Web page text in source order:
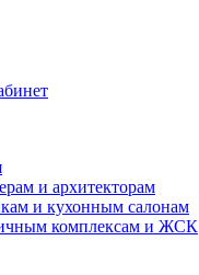
и архитекторам
и кухонным салонам
комплексам и ЖСК